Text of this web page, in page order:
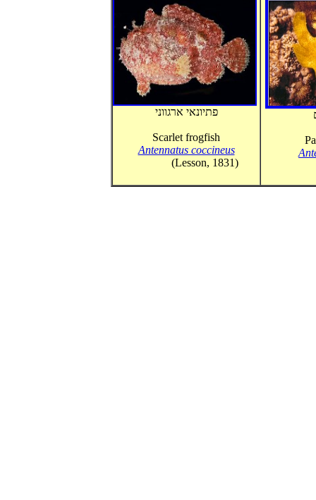
פתיונאי ארגווני
Scarlet frogfish
Antennatus coccineus
(Lesson, 1831)